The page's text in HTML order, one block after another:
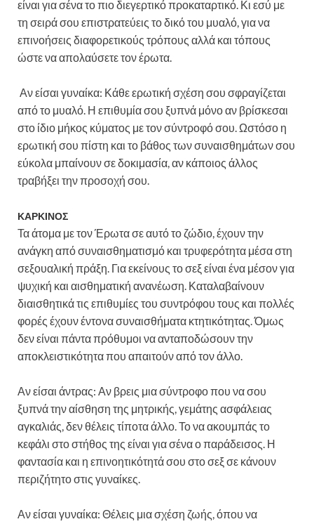
είναι για σένα το πιο διεγερτικό προκαταρτικό. Κι εσύ με
τη σειρά σου επιστρατεύεις το δικό του μυαλό, για να
επινοήσεις διαφορετικούς τρόπους αλλά και τόπους
ώστε να απολαύσετε τον έρωτα.
Αν είσαι γυναίκα: Κάθε ερωτική σχέση σου σφραγίζεται
από το μυαλό. Η επιθυμία σου ξυπνά μόνο αν βρίσκεσαι
στο ίδιο μήκος κύματος με τον σύντροφό σου. Ωστόσο η
ερωτική σου πίστη και το βάθος των συναισθημάτων σου
εύκολα μπαίνουν σε δοκιμασία, αν κάποιος άλλος
τραβήξει την προσοχή σου.
ΚΑΡΚΙΝΟΣ
Τα άτομα με τον Έρωτα σε αυτό το ζώδιο, έχουν την
ανάγκη από συναισθηματισμό και τρυφερότητα μέσα στη
σεξουαλική πράξη. Για εκείνους το σεξ είναι ένα μέσον για
ψυχική και αισθηματική ανανέωση. Καταλαβαίνουν
διαισθητικά τις επιθυμίες του συντρόφου τους και πολλές
φορές έχουν έντονα συναισθήματα κτητικότητας. Όμως
δεν είναι πάντα πρόθυμοι να ανταποδώσουν την
αποκλειστικότητα που απαιτούν από τον άλλο.
Αν είσαι άντρας: Αν βρεις μια σύντροφο που να σου
ξυπνά την αίσθηση της μητρικής, γεμάτης ασφάλειας
αγκαλιάς, δεν θέλεις τίποτα άλλο. Το να ακουμπάς το
κεφάλι στο στήθος της είναι για σένα ο παράδεισος. Η
φαντασία και η επινοητικότητά σου στο σεξ σε κάνουν
περιζήτητο στις γυναίκες.
Αν είσαι γυναίκα: Θέλεις μια σχέση ζωής, όπου να